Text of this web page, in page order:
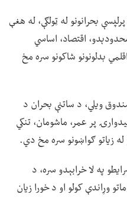
بحرانونو له ټولګې، له هغې
اقتصاد، اساسي
بدلونونو شاکونو سره مخ
ویلي، د ساتنې بحران د
پر عمر، ماشومان، تنکي
زیاتو ګواښونو سره مخ دي.
په لا خرابېدو سره، د
وړاندې کولو او د خورا زیان